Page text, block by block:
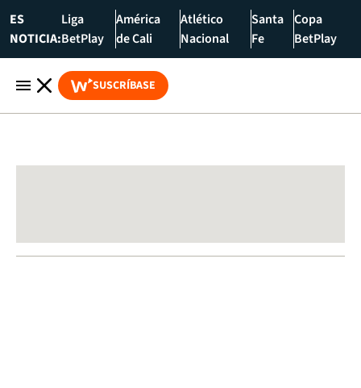
ES
NOTICIA:
Liga
BetPlay
América
de Cali
Atlético
Nacional
Santa
Fe
Copa
BetPlay
SUSCRÍBASE